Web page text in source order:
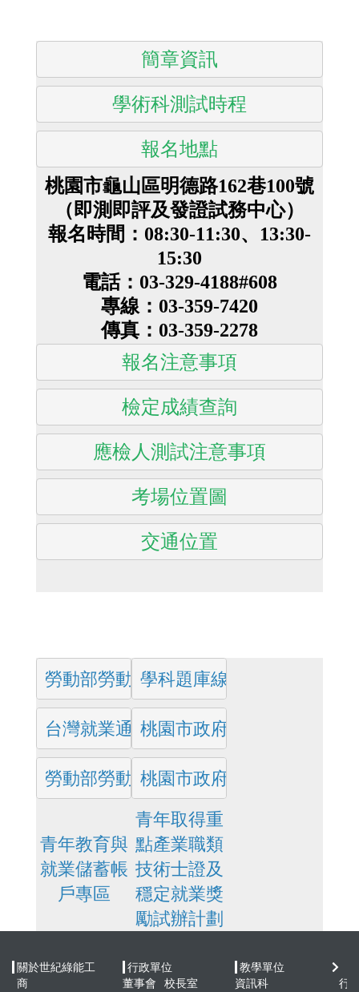
簡章資訊
學術科測試時程
報名地點
桃園市龜山區明德路162巷100號
（即測即評及發證試務中心）
報名時間：08:30-11:30、13:30-
15:30
電話：03-329-4188#608
專線：03-359-7420
傳真：03-359-2278
報名注意事項
檢定成績查詢
應檢人測試注意事項
考場位置圖
交通位置
勞動部勞動力發展署技能檢定中心
學科題庫線上測驗
台灣就業通職涯測評桃園市政府原住民族行政
勞動部勞動力發展署青年就業領航計畫
桃園市政府就業服務處
青年教育與
就業儲蓄帳
戶專區
青年取得重
點產業職類
技術士證及
穩定就業獎
勵試辦計劃
關於世紀綠能工
商
行政單位
董事會
校長室
教學單位
資訊科
行